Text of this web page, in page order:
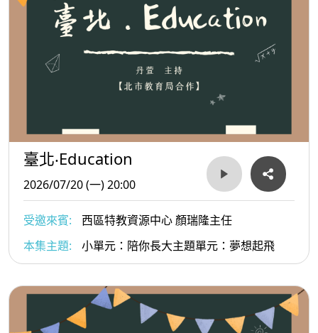
臺北‧Education
2026/07/20 (一) 20:00
受邀來賓:
西區特教資源中心 顏瑞隆主任
本集主題:
小單元：陪你長大主題單元：夢想起飛